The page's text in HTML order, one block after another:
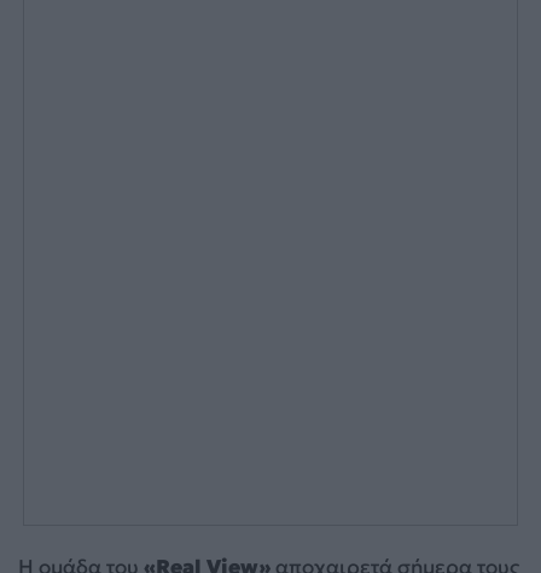
Η ομάδα του «Real View» αποχαιρετά σήμερα τους